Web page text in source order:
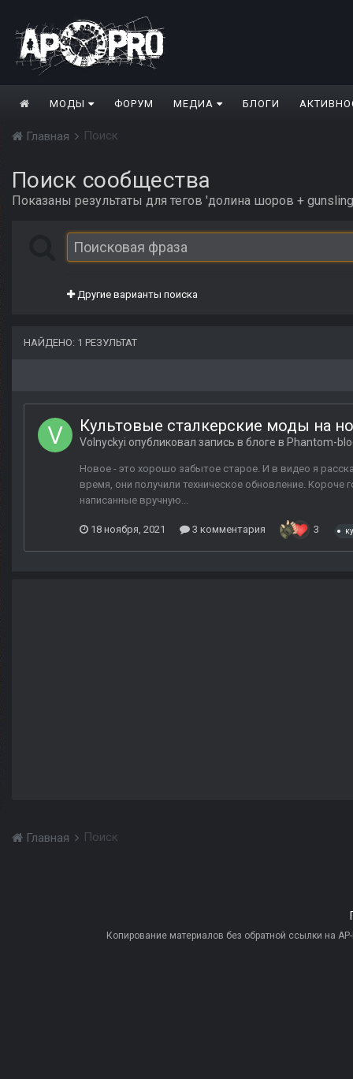
МОДЫ ФОРУМ МЕДИА БЛОГИ
Главная Поиск
Поиск сообщества
Показаны результаты для тегов 'долина шоров +
Другие варианты поиска
НАЙДЕНО: 1 РЕЗУЛЬТАТ
Культовые сталкерские моды на
Volnyckyi опубликовал запись в блоге в Phantom-
Новое - это хорошо забытое старое. И в видео я
время, они получили техническое обновление. Короче
написанные вручную...
18 ноября, 2021 3 комментария 3
Главная Поиск
Копирование материалов без обратной ссылки на